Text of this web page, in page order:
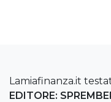
Lamiafinanza.it
EDITORE: